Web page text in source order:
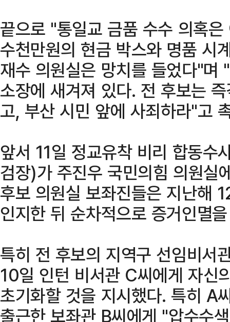
끝으로 "통일교 금품 수수 의혹
수천만원의 현금 박스와 명품 시
재수 의원실은 망치를 들었다"며
소장에 새겨져 있다. 전 후보는
고, 부산 시민 앞에 사죄하라"고
앞서 11일 정교유착 비리 합동수
검장)가 주진우 국민의힘 의원실
후보 의원실 보좌진들은 지난해
인지한 뒤 순차적으로 증거인멸
특히 전 후보의 지역구 선임비서
10일 인턴 비서관 C씨에게 자신
초기화할 것을 지시했다. 특히 A
출근한 보좌관 B씨에게 "압수수